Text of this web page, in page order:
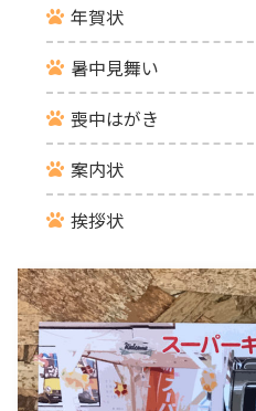
年賀状
暑中見舞い
喪中はがき
案内状
挨拶状